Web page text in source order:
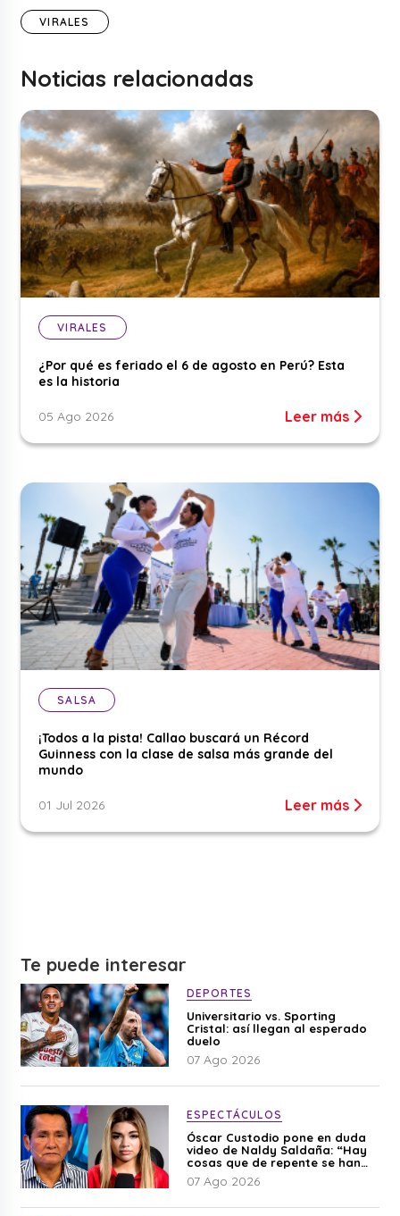
VIRALES
Noticias relacionadas
VIRALES
¿Por qué es feriado el 6 de agosto en Perú? Esta
es la historia
05 Ago 2026 Leer más
SALSA
¡Todos a la pista! Callao buscará un Récord
Guinness con la clase de salsa más grande del
mundo
01 Jul 2026 Leer más
Te puede interesar
DEPORTES
Universitario vs. Sporting
Cristal: así llegan al esperado
duelo
07 Ago 2026
ESPECTÁCULOS
Óscar Custodio pone en duda
video de Naldy Saldaña: “Hay
cosas que de repente se han
editado”
07 Ago 2026